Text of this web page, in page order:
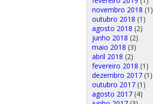
novembro 2018 (1)
outubro 2018 (1)
agosto 2018 (2)
junho 2018 (2)
maio 2018 (3)
abril 2018 (2)
fevereiro 2018 (1)
dezembro 2017(1)
outubro 2017(1)
agosto 2017(4)